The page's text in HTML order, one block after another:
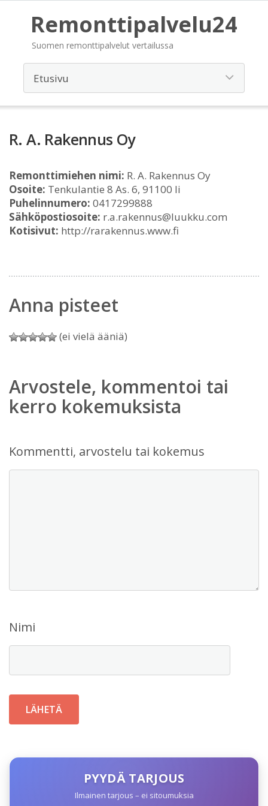
Remonttipalvelu24
Suomen remonttipalvelut vertailussa
R. A. Rakennus Oy
Remonttimiehen nimi: R. A. Rakennus Oy
Osoite: Tenkulantie 8 As. 6, 91100 Ii
Puhelinnumero: 0417299888
Sähköpostiosoite: r.a.rakennus@luukku.com
Kotisivut: http://rarakennus.www.fi
Anna pisteet
(ei vielä ääniä)
Arvostele, kommentoi tai
kerro kokemuksista
Kommentti, arvostelu tai kokemus
Nimi
PYYDÄ TARJOUS
Ilmainen tarjous – ei sitoumuksia